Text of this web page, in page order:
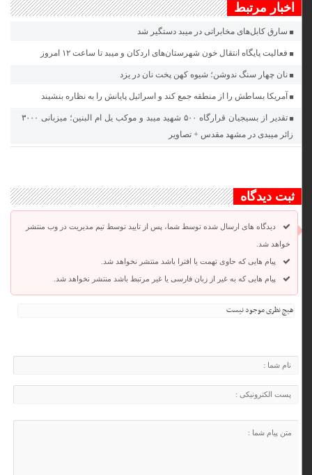
اخبار مرتبط
سارق کابل‌های مخابراتی در میبد دستگیر شد
فعالیت پایگاه انتقال خون شهرستان‌های اردکان و میبد تا ساعت ۱۲ امروز
نان چهار سنگ ندوشن؛ شیوه‌ کهن پخت نان در یزد
آمریکا بساطش را از منطقه جمع کند و اسرائیل پایانش را به نظاره بنشیند
تقدیر از بسیجیان قرارگاه ۵۰۰ شهید میبد و موکب یل ام البنین؛ میزبانی ۳۰۰۰
زائر میبدی در مشهد مقدس + تصاویر
ثبت دیدگاه
دیدگاه های ارسال شده توسط شما، پس از تایید توسط تیم مدیریت در وب منتشر
خواهد شد.
پیام هایی که حاوی تهمت یا افترا باشد منتشر نخواهد شد.
پیام هایی که به غیر از زبان فارسی یا غیر مرتبط باشد منتشر نخواهد شد.
هیچ نظری موجود نیست